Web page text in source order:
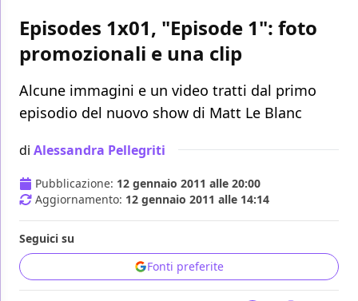
Episodes 1x01, "Episode 1": foto
promozionali e una clip
Alcune immagini e un video tratti dal primo
episodio del nuovo show di Matt Le Blanc
di Alessandra Pellegriti
Pubblicazione: 12 gennaio 2011 alle 20:00
Aggiornamento: 12 gennaio 2011 alle 14:14
Seguici su
Fonti preferite